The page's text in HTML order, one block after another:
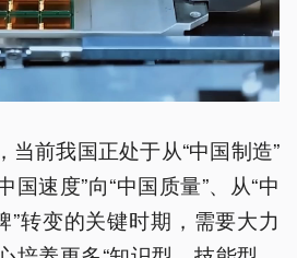
当前我国正处于从“中国制造”
国速度”向“中国质量”、从“中
”转变的关键时期，需要大力